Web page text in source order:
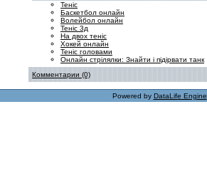
Теніс
Баскетбол онлайн
Волейбол онлайн
Теніс 3д
На двох теніс
Хокей онлайн
Теніс головами
Онлайн стрілялки: Знайти і підірвати танк
Комментарии (0)
Powered by DataLife Engine